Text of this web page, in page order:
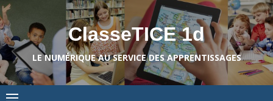
Skip
to
content
ClasseTICE 1d
LE NUMÉRIQUE AU SERVICE DES APPRENTISSAGES